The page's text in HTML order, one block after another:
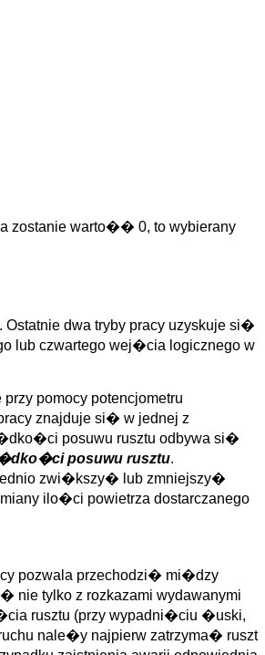
zostanie warto�� 0, to wybierany
. Ostatnie dwa tryby pracy uzyskuje si�
lub czwartego wej�cia logicznego w
pomocy potencjometru
znajduje si� w jednej z
posuwu rusztu odbywa si�
posuwu rusztu.
zwi�kszy� lub zmniejszy�
ilo�ci powietrza dostarczanego
pozwala przechodzi� mi�dzy
tylko z rozkazami wydawanymi
rusztu (przy wypadni�ciu �uski,
nale�y najpierw zatrzyma� ruszt